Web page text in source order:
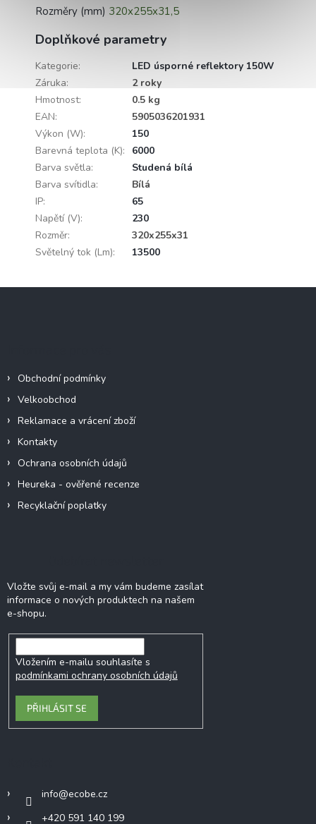
Rozměry (mm) 320x255x31,5
Doplňkové parametry
Kategorie:
LED úsporné reflektory 150W
Záruka:
2 roky
Hmotnost:
0.5 kg
EAN:
5905036201931
Výkon (W):
150
Barevná teplota (K):
6000
Barva světla:
Studená bílá
Barva svítidla:
Bílá
IP:
65
Napětí (V):
230
Rozměr:
320x255x31
Světelný tok (Lm): 13500
Obchodní podmínky
Velkoobchod
Reklamace a vrácení zboží
Kontakty
Ochrana osobních údajů
Heureka - ověřené recenze
Recyklační poplatky
Vložte svůj e-mail a my vám budeme zasílat
informace o nových produktech na našem
e-shopu.
Vložením e-mailu souhlasíte s
podmínkami ochrany osobních údajů
PŘIHLÁSIT SE
info@ecobe.cz
+420 591 140 199